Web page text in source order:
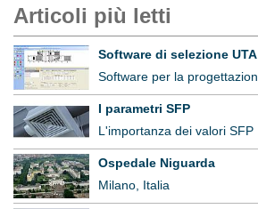
Articoli più letti
Software di selezione UTA
I parametri SFP
L'importanza dei valori SFP
Ospedale Niguarda
Milano, Italia